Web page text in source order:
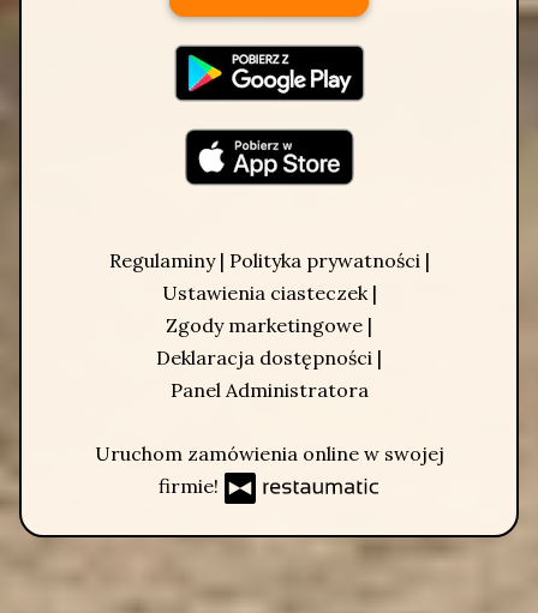
Regulaminy | Polityka prywatności |
Ustawienia ciasteczek |
Zgody marketingowe |
Deklaracja dostępności |
Panel Administratora
Uruchom zamówienia online w swojej
firmie!